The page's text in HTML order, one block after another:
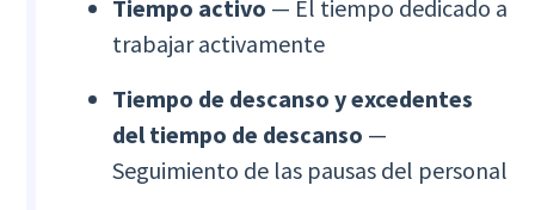
Tiempo activo — El tiempo dedicado a
trabajar activamente
Tiempo de descanso y excedentes
del tiempo de descanso —
Seguimiento de las pausas del personal